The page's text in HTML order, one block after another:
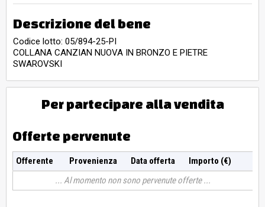
Descrizione del bene
Codice lotto: 05/894-25-PI
COLLANA CANZIAN NUOVA IN BRONZO E PIETRE
SWAROVSKI
Per partecipare alla vendita
Offerte pervenute
Offerente Provenienza Data offerta
Importo (€)
Al momento non sono pervenute offerte